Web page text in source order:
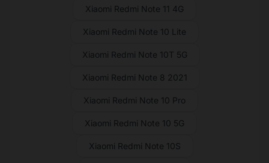
Xiaomi Redmi Note 11 4G
Xiaomi Redmi Note 10 Lite
Xiaomi Redmi Note 10T 5G
Xiaomi Redmi Note 8 2021
Xiaomi Redmi Note 10 Pro
Xiaomi Redmi Note 10 5G
Xiaomi Redmi Note 10S